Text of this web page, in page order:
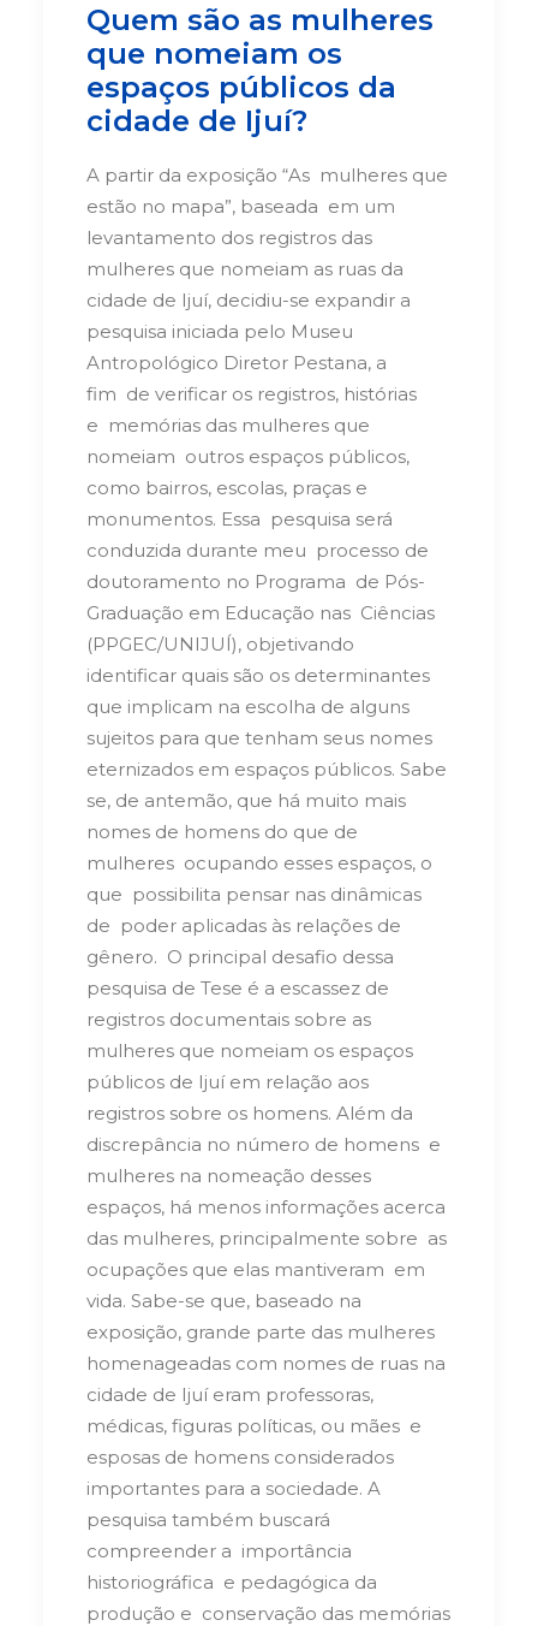
Quem são as mulheres
que nomeiam os
espaços públicos da
cidade de Ijuí?
A partir da exposição “As mulheres que
estão no mapa”, baseada em um
levantamento dos registros das
mulheres que nomeiam as ruas da
cidade de Ijuí, decidiu-se expandir a
pesquisa iniciada pelo Museu
Antropológico Diretor Pestana, a
fim de verificar os registros, histórias
e memórias das mulheres que
nomeiam outros espaços públicos,
como bairros, escolas, praças e
monumentos. Essa pesquisa será
conduzida durante meu processo de
doutoramento no Programa de Pós-
Graduação em Educação nas Ciências
(PPGEC/UNIJUÍ), objetivando
identificar quais são os determinantes
que implicam na escolha de alguns
sujeitos para que tenham seus nomes
eternizados em espaços públicos. Sabe
se, de antemão, que há muito mais
nomes de homens do que de
mulheres ocupando esses espaços, o
que possibilita pensar nas dinâmicas
de poder aplicadas às relações de
gênero. O principal desafio dessa
pesquisa de Tese é a escassez de
registros documentais sobre as
mulheres que nomeiam os espaços
públicos de Ijuí em relação aos
registros sobre os homens. Além da
discrepância no número de homens e
mulheres na nomeação desses
espaços, há menos informações acerca
das mulheres, principalmente sobre as
ocupações que elas mantiveram em
vida. Sabe-se que, baseado na
exposição, grande parte das mulheres
homenageadas com nomes de ruas na
cidade de Ijuí eram professoras,
médicas, figuras políticas, ou mães e
esposas de homens considerados
importantes para a sociedade. A
pesquisa também buscará
compreender a importância
historiográfica e pedagógica da
produção e conservação das memórias